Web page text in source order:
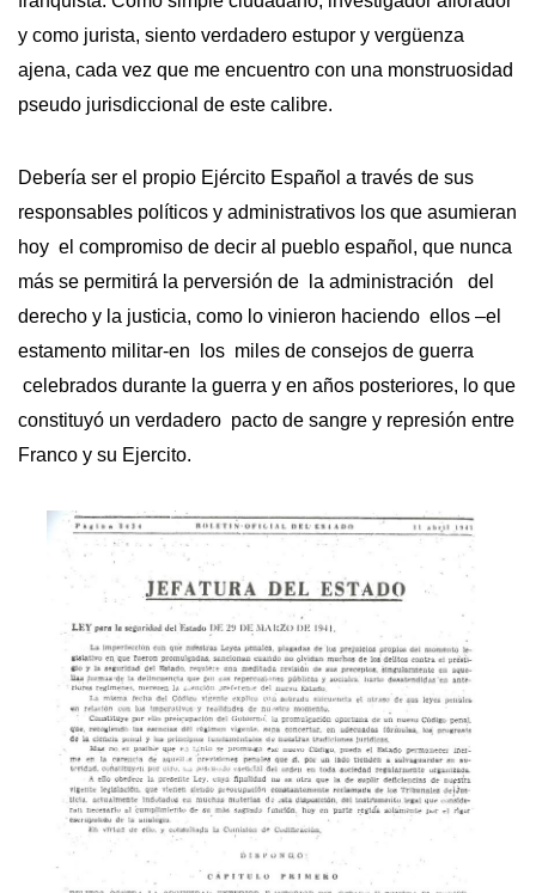
y como jurista, siento verdadero estupor y vergüenza
ajena, cada vez que me encuentro con una monstruosidad
pseudo jurisdiccional de este calibre.
Debería ser el propio Ejército Español a través de sus
responsables políticos y administrativos los que asumieran
hoy el compromiso de decir al pueblo español, que nunca
más se permitirá la perversión de la administración del
derecho y la justicia, como lo vinieron haciendo ellos –el
estamento militar-en los miles de consejos de guerra
celebrados durante la guerra y en años posteriores, lo que
constituyó un verdadero pacto de sangre y represión entre
Franco y su Ejercito.